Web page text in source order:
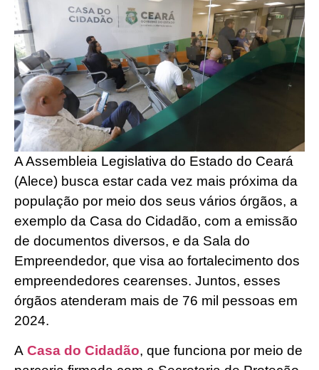
A Assembleia Legislativa do Estado do Ceará
(Alece) busca estar cada vez mais próxima da
população por meio dos seus vários órgãos, a
exemplo da Casa do Cidadão, com a emissão
de documentos diversos, e da Sala do
Empreendedor, que visa ao fortalecimento dos
empreendedores cearenses. Juntos, esses
órgãos atenderam mais de 76 mil pessoas em
2024.
A Casa do Cidadão, que funciona por meio de